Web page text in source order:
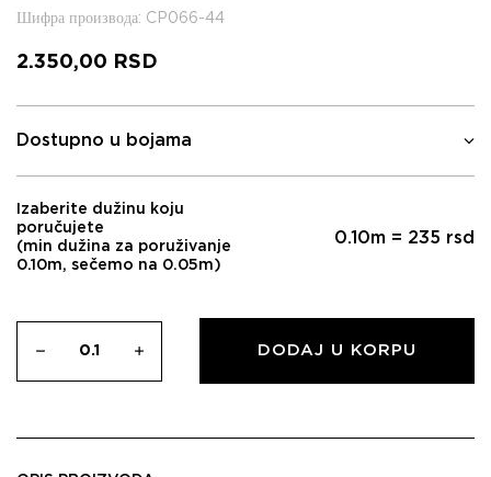
Шифра производа: CP066-44
2.350,00 RSD
Dostupno u bojama
Izaberite dužinu koju
poručujete
(min dužina za poruživanje
0.10m, sečemo na 0.05m)
0.10m = 235 rsd
DODAJ U KORPU